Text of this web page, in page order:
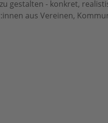
gestalten - konkret,
aus Vereinen,